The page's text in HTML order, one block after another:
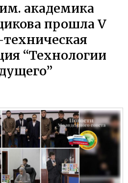
академика
прошла V
“Технологии